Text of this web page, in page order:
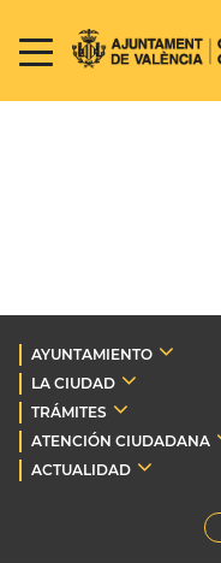
AYUNTAMIENTO
LA CIUDAD
TRÁMITES
ATENCIÓN CIUDADANA
ACTUALIDAD